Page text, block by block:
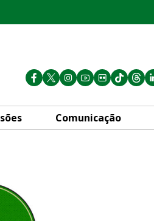
Comunicação